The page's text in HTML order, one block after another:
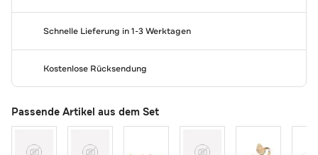
Schnelle Lieferung in 1-3 Werktagen
Kostenlose Rücksendung
Passende Artikel aus dem Set